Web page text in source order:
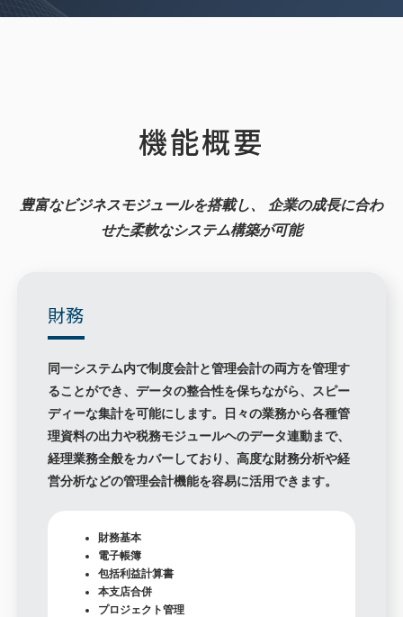
機能概要
豊富なビジネスモジュールを搭載し、
企業の成長に合わ
せた柔軟なシステム構築が可能
財務
同一システム内で制度会計と管理会計の両方を管理す
ることができ、データの整合性を保ちながら、スピー
ディーな集計を可能にします。日々の業務から各種管
理資料の出力や税務モジュールヘのデータ連動まで、
経理業務全般をカバーしており、高度な財務分析や経
営分析などの管理会計機能を容易に活用できます。
財務基本
電子帳簿
包括利益計算書
本支店合併
プロジェクト管理